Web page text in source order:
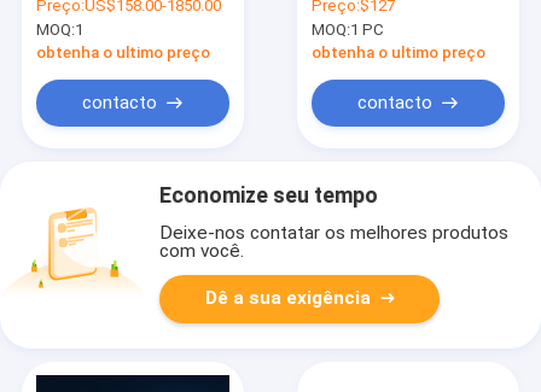
transparência 85%
personalizável para
vitrine
Preço:US$158.00-1850.00
MOQ:1
obtenha o ultimo preço
contacto
Sinalização, Controle
em Nuvem, Parede de
Vídeo Modular
Preço:$127
MOQ:1 PC
obtenha o ultimo preço
contacto
Economize seu tempo
Deixe-nos contatar os melhores produtos
com você.
Dê a sua exigência